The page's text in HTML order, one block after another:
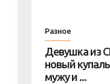
Разное
Девушка из
новый
мужу и ...